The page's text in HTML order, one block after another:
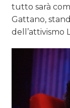
tutto sarà
Gattano,
dell’attivismo